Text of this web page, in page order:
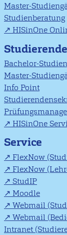
Master-
Studienberatung
HISinOne
Studierende
Bachelor-
Master-
Info Point
HISinOne
Service
FlexNow
FlexNow
StudIP
Moodle
Webmail
Webmail
Intranet